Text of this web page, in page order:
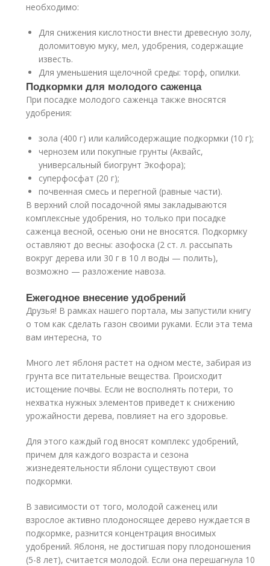
необходимо:
Для снижения кислотности внести древесную золу,
доломитовую муку, мел, удобрения, содержащие
известь.
Для уменьшения щелочной среды: торф, опилки.
Подкормки для молодого саженца
При посадке молодого саженца также вносятся
удобрения:
зола (400 г) или калийсодержащие подкормки (10 г);
чернозем или покупные грунты (Аквайс,
универсальный биогрунт Экофора);
суперфосфат (20 г);
почвенная смесь и перегной (равные части).
В верхний слой посадочной ямы закладываются
комплексные удобрения, но только при посадке
саженца весной, осенью они не вносятся. Подкормку
оставляют до весны: азофоска (2 ст. л. рассыпать
вокруг дерева или 30 г в 10 л воды — полить),
возможно — разложение навоза.
Ежегодное внесение удобрений
Друзья! В рамках нашего портала, мы запустили книгу
о том как сделать газон своими руками. Если эта тема
вам интересна, то
Много лет яблоня растет на одном месте, забирая из
грунта все питательные вещества. Происходит
истощение почвы. Если не восполнять потери, то
нехватка нужных элементов приведет к снижению
урожайности дерева, повлияет на его здоровье.
Для этого каждый год вносят комплекс удобрений,
причем для каждого возраста и сезона
жизнедеятельности яблони существуют свои
подкормки.
В зависимости от того, молодой саженец или
взрослое активно плодоносящее дерево нуждается в
подкормке, разнится концентрация вносимых
удобрений. Яблоня, не достигшая пору плодоношения
(5-8 лет), считается молодой. Если она перешагнула 10